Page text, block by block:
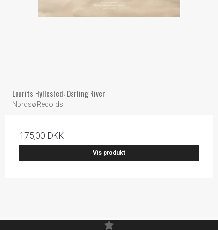
Laurits Hyllested: Darling River
Nordsø Records
175,00 DKK
Vis produkt